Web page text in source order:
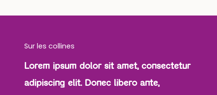
Sur les collines
Lorem ipsum dolor sit amet, consectetur
adipiscing elit. Donec libero ante,